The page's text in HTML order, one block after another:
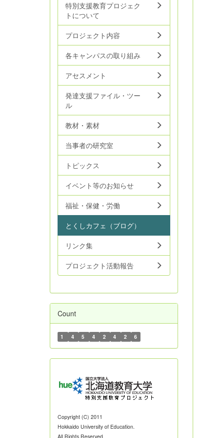
特別支援教育プロジェク
トについて
プロジェクト内容
各キャンパスの取り組み
アセスメント
発達支援ファイル・ツー
ル
教材・素材
当事者の研究室
トピックス
イベント等のお知らせ
福祉・保健・労働
とくしカフェ（ブログ）
リンク集
プロジェクト活動報告
Count
1 4 5 4 2 4 2 6
Copyright (C) 2011
Hokkaido University of Education.
All Rights Reserved.